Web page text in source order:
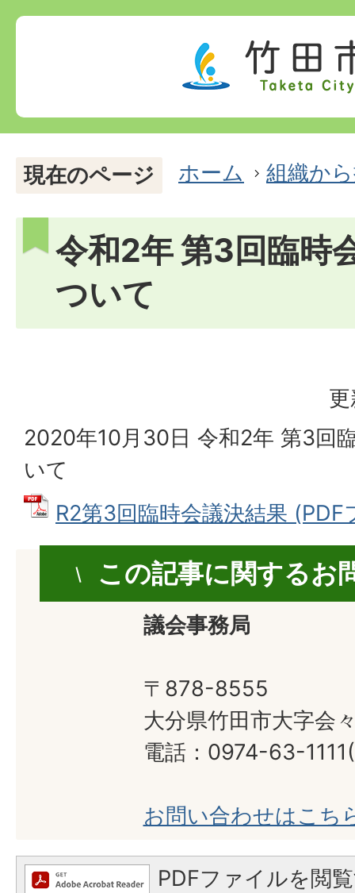
現在のページ ホーム 組織か
令和2年 第3回臨時
ついて
2020年10月30日 令和2年 第3回
いて
R2第3回臨時会議決結果
この記事に関するお
議会事務局
〒878-8555
大分県竹田市大字会
電話：0974-63-
お問い合わせはこち
PDFファイルを閲